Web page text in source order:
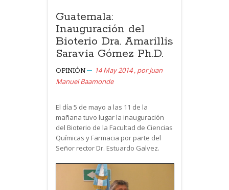
Guatemala:
Inauguración del
Bioterio Dra. Amarillis
Saravia Gómez Ph.D.
OPINIÓN 14 May 2014 , porJuan
Manuel Baamonde
El día 5 de mayo a las 11 de la
mañana tuvo lugar la inauguración
del Bioterio de la Facultad de Ciencias
Químicas y Farmacia por parte del
Señor rector Dr. Estuardo Galvez.